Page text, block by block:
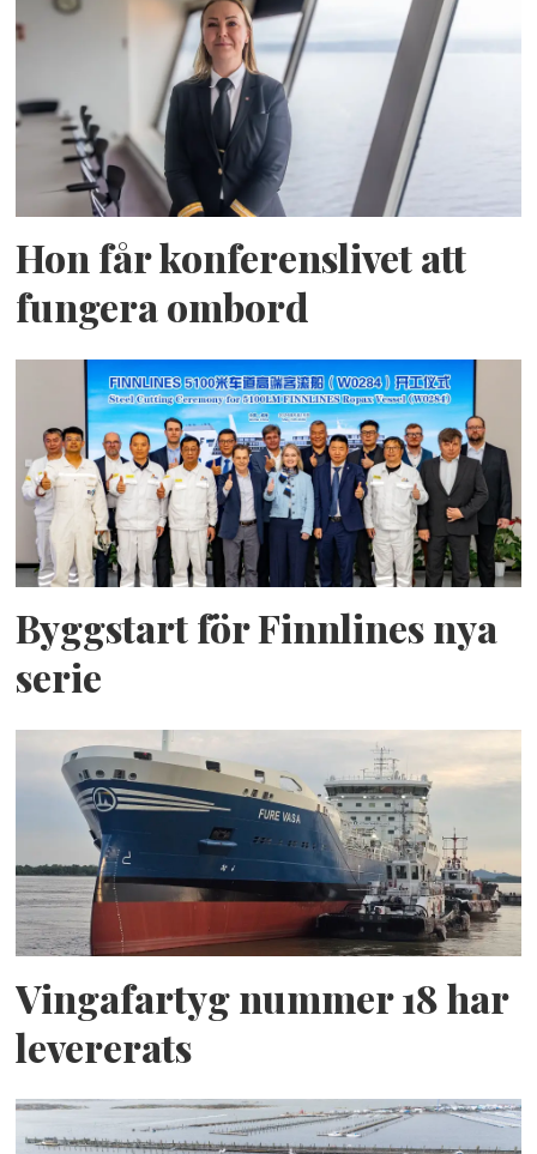
Hon får konferenslivet att
fungera ombord
Byggstart för Finnlines nya
serie
Vingafartyg nummer 18 har
levererats